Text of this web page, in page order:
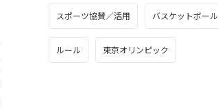
スポーツ協賛／活用 バスケットボール
ルール 東京オリンピック